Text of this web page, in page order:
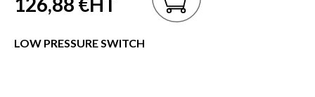
LOW PRESSURE SWITCH